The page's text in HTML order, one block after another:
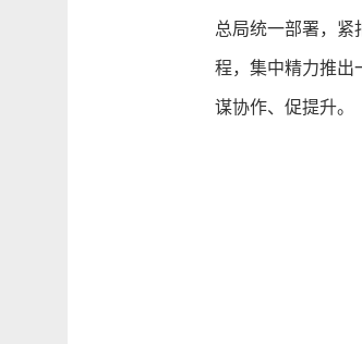
总局统一部署，紧
程，集中精力推出
谋协作、促提升。